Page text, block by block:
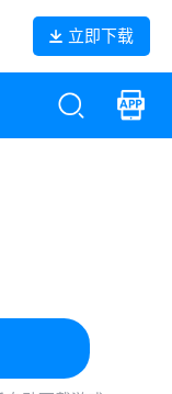
立即下载